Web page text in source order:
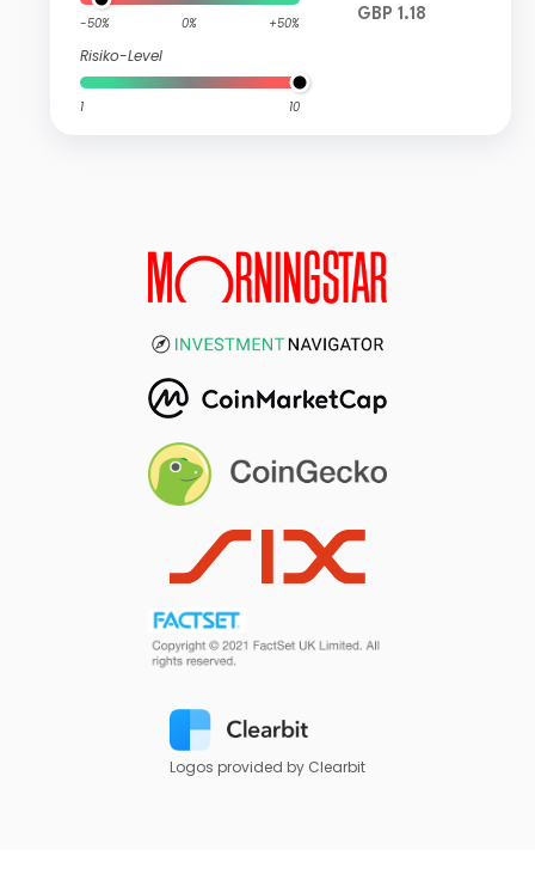
-50% 0% +50%
Risiko-Level
1 10
GBP 1.18
Logos provided by Clearbit